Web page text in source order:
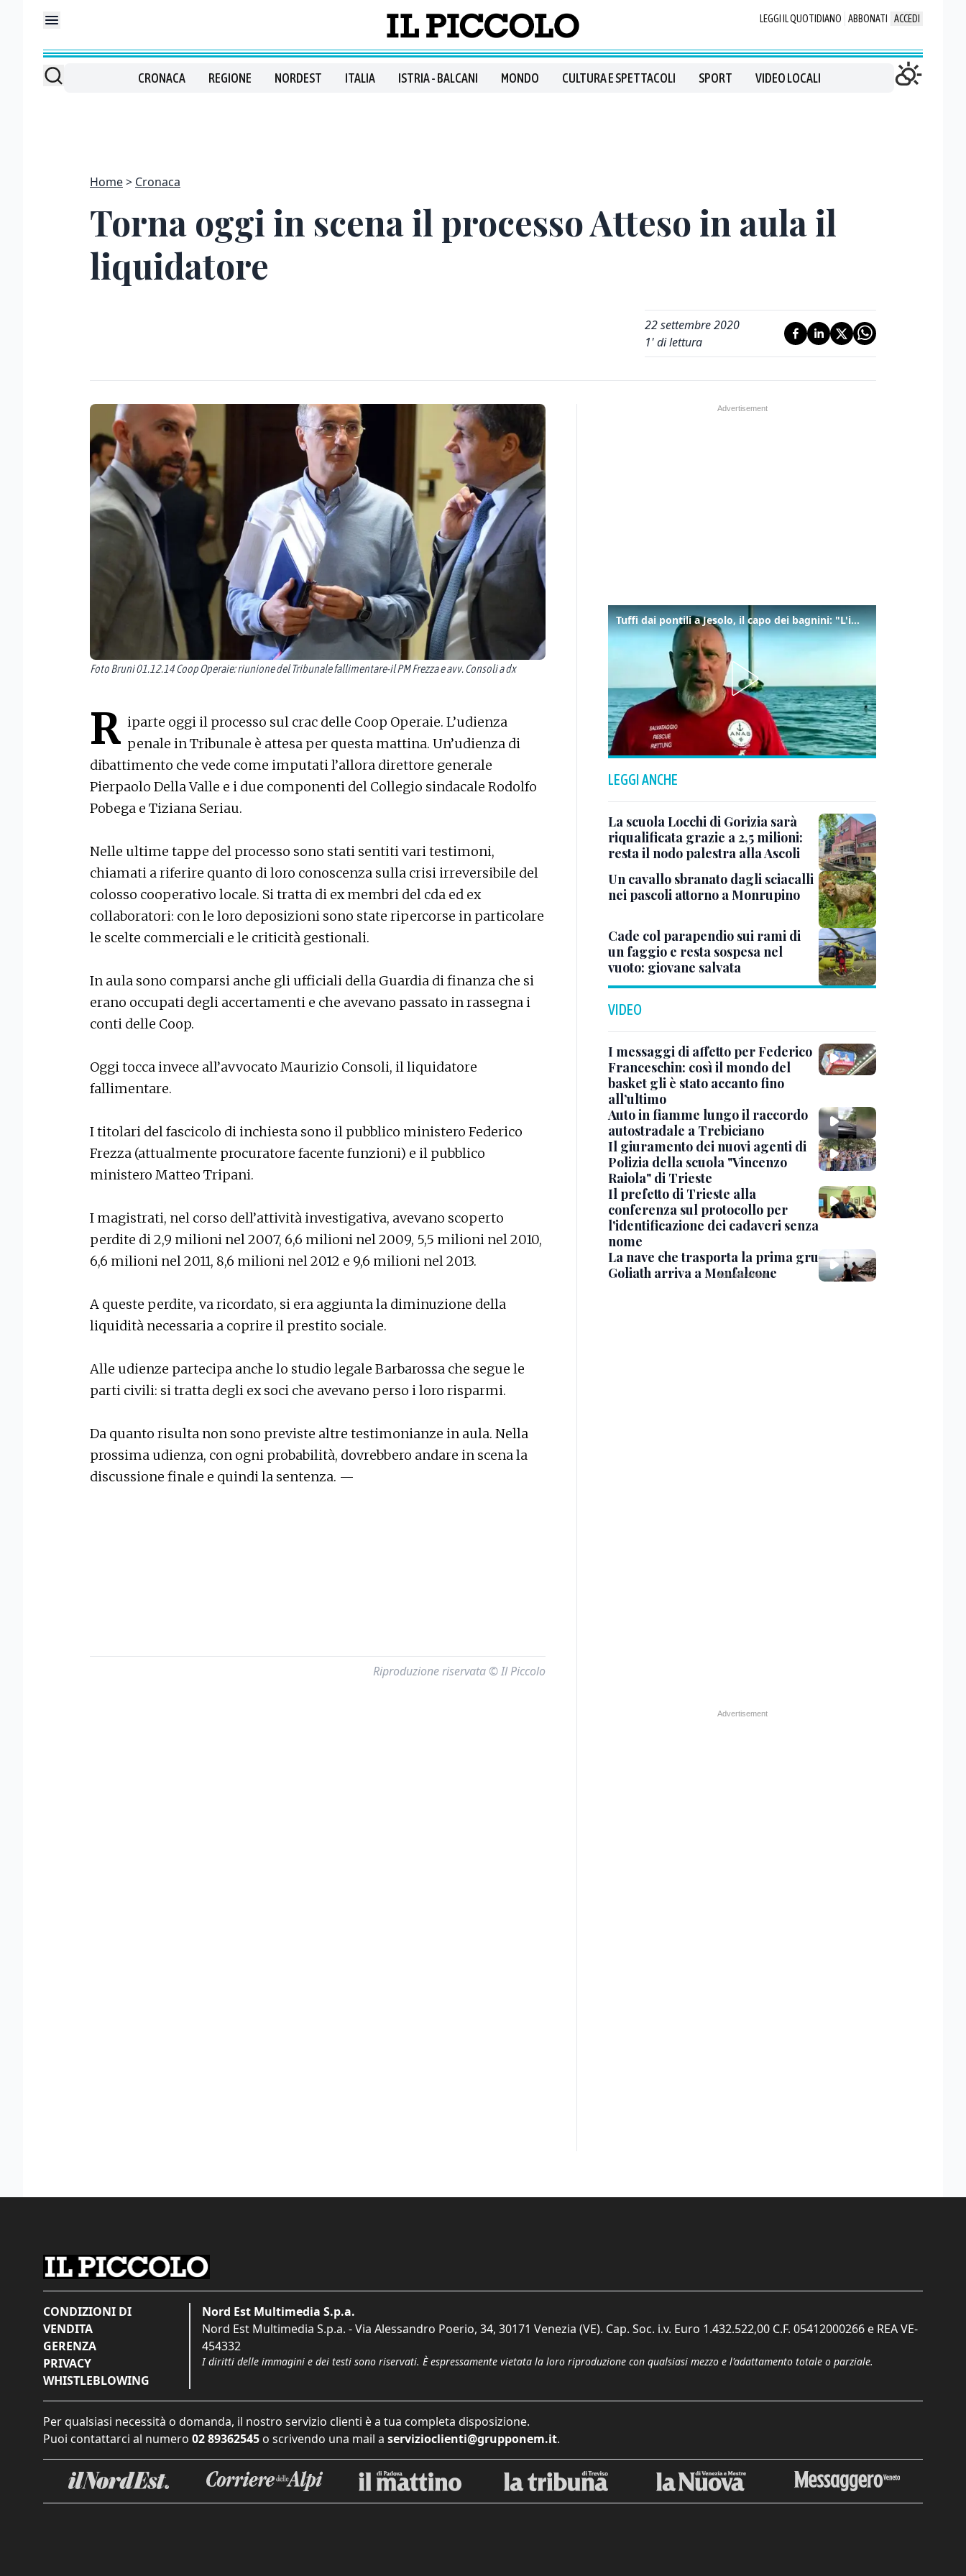
LEGGI IL QUOTIDIANO ABBONATI ACCEDI
CRONACA REGIONE NORDEST ITALIA ISTRIA - BALCANI MONDO CULTURA E SPETTACOLI SPORT VIDEO LOCALI
Home Cronaca
Torna oggi in scena il processo Atteso in aula il
liquidatore
22 settembre 2020
1' di lettura
Foto Bruni 01.12.14 Coop Operaie: riunione del Tribunale fallimentare-il PM Frezza e avv. Consoli a dx
R iparte oggi il processo sul crac delle Coop Operaie. L’udienza
penale in Tribunale è attesa per questa mattina. Un’udienza di
dibattimento che vede come imputati l’allora direttore generale
Pierpaolo Della Valle e i due componenti del Collegio sindacale Rodolfo
Pobega e Tiziana Seriau.
Nelle ultime tappe del processo sono stati sentiti vari testimoni,
chiamati a riferire quanto di loro conoscenza sulla crisi irreversibile del
colosso cooperativo locale. Si tratta di ex membri del cda ed ex
collaboratori: con le loro deposizioni sono state ripercorse in particolare
le scelte commerciali e le criticità gestionali.
In aula sono comparsi anche gli ufficiali della Guardia di finanza che si
erano occupati degli accertamenti e che avevano passato in rassegna i
conti delle Coop.
Oggi tocca invece all’avvocato Maurizio Consoli, il liquidatore
fallimentare.
I titolari del fascicolo di inchiesta sono il pubblico ministero Federico
Frezza (attualmente procuratore facente funzioni) e il pubblico
ministero Matteo Tripani.
I magistrati, nel corso dell’attività investigativa, avevano scoperto
perdite di 2,9 milioni nel 2007, 6,6 milioni nel 2009, 5,5 milioni nel 2010,
6,6 milioni nel 2011, 8,6 milioni nel 2012 e 9,6 milioni nel 2013.
A queste perdite, va ricordato, si era aggiunta la diminuzione della
liquidità necessaria a coprire il prestito sociale.
Alle udienze partecipa anche lo studio legale Barbarossa che segue le
parti civili: si tratta degli ex soci che avevano perso i loro risparmi.
Da quanto risulta non sono previste altre testimonianze in aula. Nella
prossima udienza, con ogni probabilità, dovrebbero andare in scena la
discussione finale e quindi la sentenza. —
Riproduzione riservata © Il Piccolo
Tuffi dai pontili a Jesolo, il capo dei bagnini: "L'impegno di tutti per evitare altre tragedie"
LEGGI ANCHE
La scuola Locchi di Gorizia sarà
riqualificata grazie a 2,5 milioni:
resta il nodo palestra alla Ascoli
Un cavallo sbranato dagli sciacalli
nei pascoli attorno a Monrupino
Cade col parapendio sui rami di
un faggio e resta sospesa nel
vuoto: giovane salvata
VIDEO
I messaggi di affetto per Federico
Franceschin: così il mondo del
basket gli è stato accanto fino
all’ultimo
Auto in fiamme lungo il raccordo
autostradale a Trebiciano
Il giuramento dei nuovi agenti di
Polizia della scuola "Vincenzo
Raiola" di Trieste
Il prefetto di Trieste alla
conferenza sul protocollo per
l'identificazione dei cadaveri senza
nome
La nave che trasporta la prima gru
Goliath arriva a Monfalcone
CONDIZIONI DI
VENDITA
GERENZA
PRIVACY
WHISTLEBLOWING
Nord Est Multimedia S.p.a.
Nord Est Multimedia S.p.a. - Via Alessandro Poerio, 34, 30171 Venezia (VE). Cap. Soc. i.v. Euro 1.432.522,00 C.F. 05412000266 e REA VE-
454332
I diritti delle immagini e dei testi sono riservati. È espressamente vietata la loro riproduzione con qualsiasi mezzo e l'adattamento totale o parziale.
Per qualsiasi necessità o domanda, il nostro servizio clienti è a tua completa disposizione.
Puoi contattarci al numero 02 89362545 o scrivendo una mail a servizioclienti@grupponem.it.